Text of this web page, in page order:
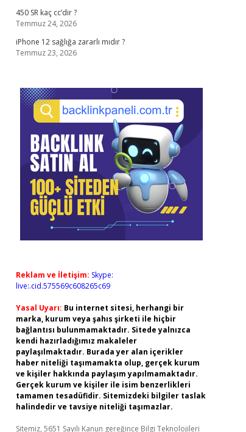
450 SR kaç cc’dir ?
Temmuz 24, 2026
iPhone 12 sağlığa zararlı mıdır ?
Temmuz 23, 2026
Reklam ve İletişim: Skype:
live:.cid.575569c608265c69
Yasal Uyarı: Bu internet sitesi, herhangi bir
marka, kurum veya şahıs şirketi ile hiçbir
bağlantısı bulunmamaktadır. Sitede yalnızca
kendi hazırladığımız makaleler
paylaşılmaktadır. Burada yer alan içerikler
haber niteliği taşımamakta olup, gerçek kurum
ve kişiler hakkında paylaşım yapılmamaktadır.
Gerçek kurum ve kişiler ile isim benzerlikleri
tamamen tesadüfidir. Sitemizdeki bilgiler taslak
halindedir ve tavsiye niteliği taşımazlar.
Sitemiz, 5651 Sayılı Kanun gereğince Bilgi Teknolojileri